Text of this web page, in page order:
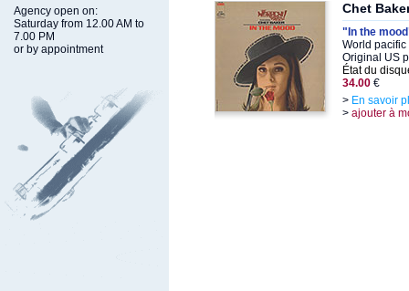
Agency open on:
Saturday from 12.00 AM to
7.00 PM
or by appointment
Chet
"In the
World
Original US
État du
34.00 €
> En savoir
> ajouter à